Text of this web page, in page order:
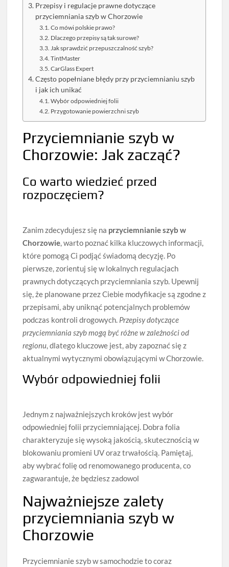
Przepisy i regulacje prawne dotyczące
przyciemniania szyb w Chorzowie
Co mówi polskie prawo?
Dlaczego przepisy są tak surowe?
Jak sprawdzić przepuszczalność szyb?
TintMaster
CarGlass Expert
Często popełniane błędy przy przyciemnianiu szyb
i jak ich unikać
Wybór odpowiedniej folii
Przygotowanie powierzchni szyb
Przyciemnianie szyb w
Chorzowie: Jak zacząć?
Co warto wiedzieć przed
rozpoczęciem?
Zanim zdecydujesz się na przyciemnianie szyb w
Chorzowie, warto poznać kilka kluczowych informacji,
które pomogą Ci podjąć świadomą decyzję. Po
pierwsze, zorientuj się w lokalnych regulacjach
prawnych dotyczących przyciemniania szyb. Upewnij
się, że planowane przez Ciebie modyfikacje są zgodne z
przepisami, aby uniknąć potencjalnych problemów
podczas kontroli drogowych. Przepisy dotyczące
przyciemniania szyb mogą być różne w zależności od
regionu, dlatego kluczowe jest, aby zapoznać się z
aktualnymi wytycznymi obowiązującymi w Chorzowie.
Wybór odpowiedniej folii
Jednym z najważniejszych kroków jest wybór
odpowiedniej folii przyciemniającej. Dobra folia
charakteryzuje się wysoką jakością, skutecznością w
blokowaniu promieni UV oraz trwałością. Pamiętaj,
aby wybrać folię od renomowanego producenta, co
zagwarantuje, że będziesz zadowol
Najważniejsze zalety
przyciemniania szyb w
Chorzowie
Przyciemnianie szyb w samochodzie to coraz